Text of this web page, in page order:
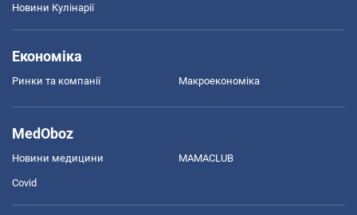
Новини Кулінарії
Економіка
Ринки та компанії Макроекономіка
MedOboz
Новини медицини MAMACLUB
Covid